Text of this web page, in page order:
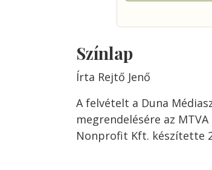
Színlap
Írta Rejtő Jenő
A felvételt a Duna
megrendelésére az
Nonprofit Kft. készítette